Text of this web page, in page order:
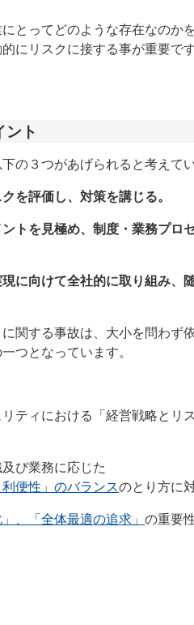
とってどのような存在なのか
にリスクに接する事が重要です
ント
の３つがあげられると考えてい
を評価し、対策を講じる。
トを見極め、制度・業務プロ
に向けて全社的に取り組み、
関する事故は、大小を問わず
つとなっています。
ティにおける「経営戦略とリ
び業務に応じた
便性」のバランスのとり方に
、「全体最適の追求」 の重要